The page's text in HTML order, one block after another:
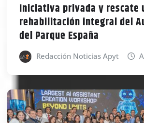
Iniciativa privada y rescate
rehabilitación integral del
del Parque España
Redacción Noticias Apyt